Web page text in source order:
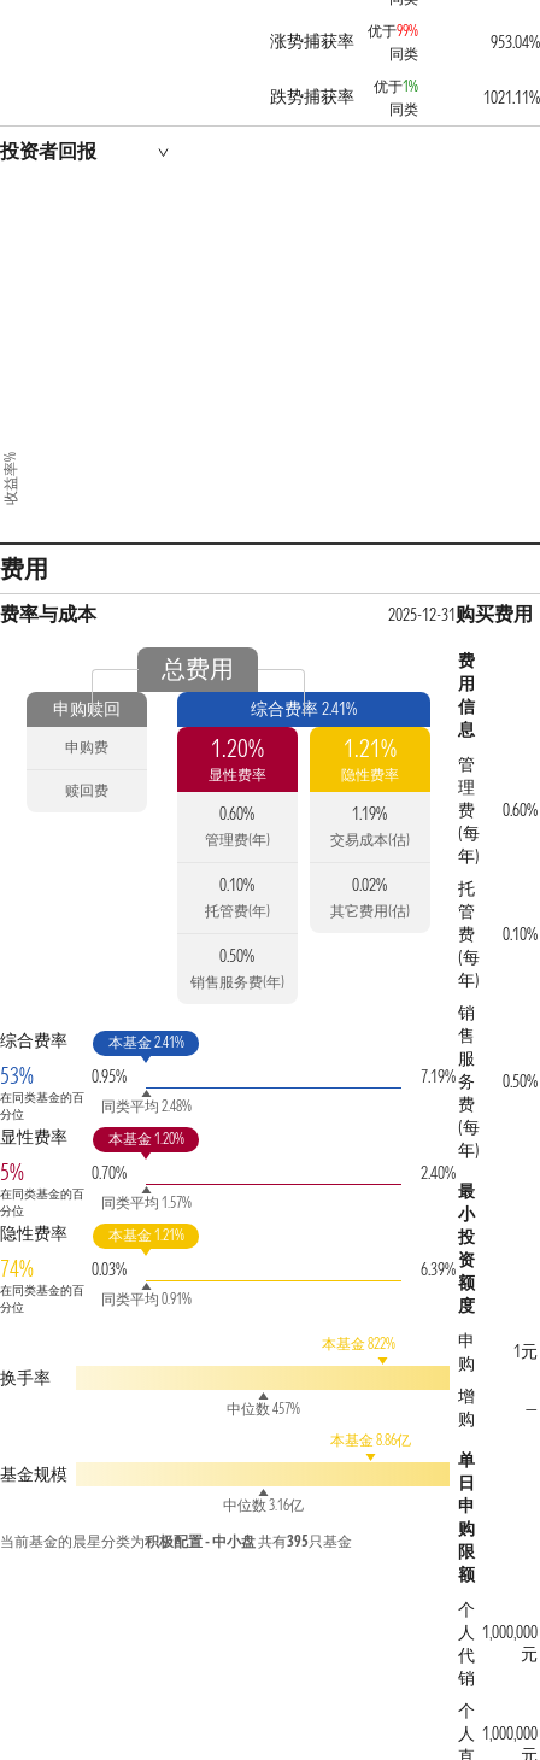
涨势捕获率 优于99%
同类
953.04%
跌势捕获率 优于1%
同类
1021.11%
投资者回报
收益率%
费用
费率与成本 2025-12-31
总费用
申购赎回
申购费
赎回费
综合费率 2.41%
1.20%
显性费率
0.60%
管理费(年)
0.10%
托管费(年)
0.50%
销售服务费(年)
1.21%
隐性费率
1.19%
交易成本(估)
0.02%
其它费用(估)
综合费率
53%
在同类基金的百
分位
0.95%
本基金 2.41%
同类平均 2.48%
7.19%
显性费率
5%
在同类基金的百
分位
0.70%
本基金 1.20%
同类平均 1.57%
2.40%
隐性费率
74%
在同类基金的百
分位
0.03%
本基金 1.21%
同类平均 0.91%
6.39%
换手率
本基金 822%
中位数 457%
基金规模
本基金 8.86亿
中位数 3.16亿
当前基金的晨星分类为积极配置 - 中小盘共有395只基金
购买费用
费
用
信
息
管
理
费
(每
年)
0.60%
托
管
费
(每
年)
0.10%
销
售
服
务
费
(每
年)
0.50%
最
小
投
资
额
度
申
购
1元
增
购
—
单
日
申
购
限
额
个
人
代
销
1,000,000
元
个
人 1,000,000
元